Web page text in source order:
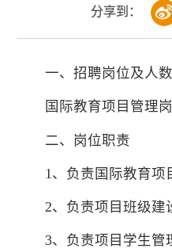
分享到：
一、招聘岗位及人数
国际教育项目管理
二、岗位职责
1、负责国际教育项
2、负责项目班级建
3、负责项目学生管